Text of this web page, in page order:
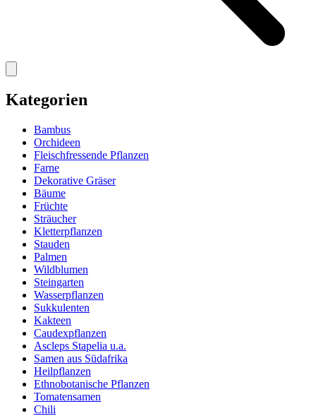
Kategorien
Bambus
Orchideen
Fleischfressende Pflanzen
Farne
Dekorative Gräser
Bäume
Früchte
Sträucher
Kletterpflanzen
Stauden
Palmen
Wildblumen
Steingarten
Wasserpflanzen
Sukkulenten
Kakteen
Caudexpflanzen
Ascleps Stapelia u.a.
Samen aus Südafrika
Heilpflanzen
Ethnobotanische Pflanzen
Tomatensamen
Chili